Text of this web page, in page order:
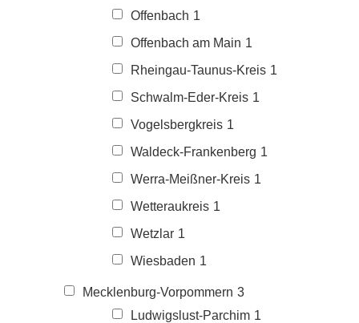
Offenbach 1
Offenbach am Main 1
Rheingau-Taunus-Kreis 1
Schwalm-Eder-Kreis 1
Vogelsbergkreis 1
Waldeck-Frankenberg 1
Werra-Meißner-Kreis 1
Wetteraukreis 1
Wetzlar 1
Wiesbaden 1
Mecklenburg-Vorpommern 3
Ludwigslust-Parchim 1